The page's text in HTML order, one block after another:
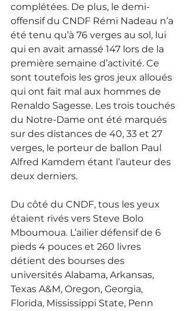
complétées. De plus, le demi-
offensif du CNDF Rémi Nadeau n’a
été tenu qu’à 76 verges au sol, lui
qui en avait amassé 147 lors de la
première semaine d’activité. Ce
sont toutefois les gros jeux alloués
qui ont fait mal aux hommes de
Renaldo Sagesse. Les trois touchés
du Notre-Dame ont été marqués
sur des distances de 40, 33 et 27
verges, le porteur de ballon Paul
Alfred Kamdem étant l’auteur des
deux derniers.
Du côté du CNDF, tous les yeux
étaient rivés vers Steve Bolo
Mboumoua. L’ailier défensif de 6
pieds 4 pouces et 260 livres
détient des bourses des
universités Alabama, Arkansas,
Texas A&M, Oregon, Georgia,
Florida, Mississippi State, Penn